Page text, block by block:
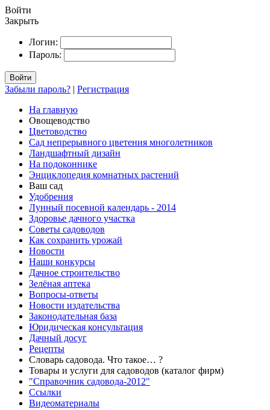
Войти
Закрыть
Логин:
Пароль:
Войти
Забыли пароль? | Регистрация
На главную
Овощеводство
Цветоводство
Сад непрерывного цветения многолетников
Ландшафтный дизайн
На подоконнике
Энциклопедия комнатных растений
Ваш сад
Удобрения
Лунный посевной календарь - 2014
Здоровье дачного участка
Советы садоводов
Как сохранить урожай
Новости
Наши конкурсы
Дачное строительство
Зелёная аптека
Вопросы-ответы
Новости издательства
Законодательная база
Юридическая консультация
Дачный досуг
Рецепты
Словарь садовода. Что такое… ?
Товары и услуги для садоводов (каталог фирм)
"Справочник садовода-2012"
Ссылки
Видеоматериалы